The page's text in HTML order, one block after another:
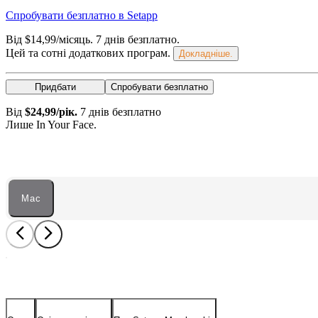
Спробувати безплатно в Setapp
Від $14,99/місяць. 7 днів безплатно.
Цей та сотні додаткових програм.
Докладніше.
Придбати Спробувати безплатно
Від $24,99/рік. 7 днів безплатно
Лише In Your Face.
Mac